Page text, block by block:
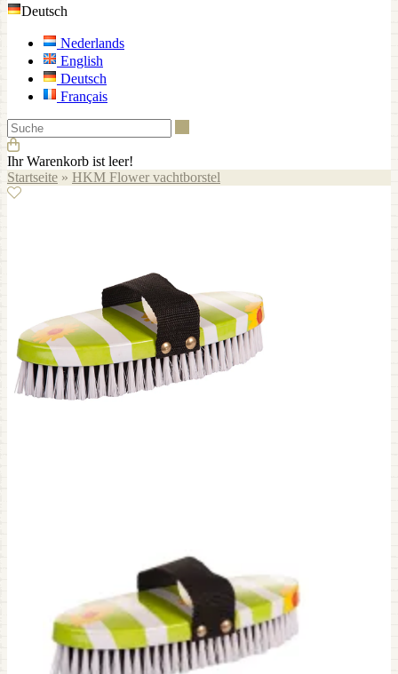
Deutsch
Nederlands
English
Deutsch
Français
Ihr Warenkorb ist leer!
Startseite » HKM Flower vachtborstel